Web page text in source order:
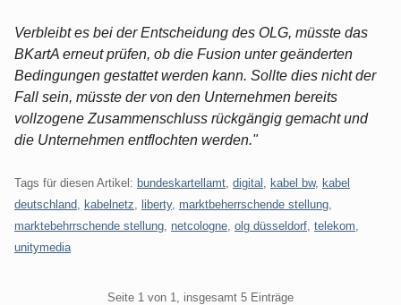
Verbleibt es bei der Entscheidung des OLG, müsste das
BKartA erneut prüfen, ob die Fusion unter geänderten
Bedingungen gestattet werden kann. Sollte dies nicht der
Fall sein, müsste der von den Unternehmen bereits
vollzogene Zusammenschluss rückgängig gemacht und
die Unternehmen entflochten werden."
Tags für diesen Artikel: bundeskartellamt digital kabel bw, kabel
deutschland
kabelnetz liberty, marktbeherrschende stellung
marktebehrrschende stellung netcologne olg düsseldorf telekom
unitymedia
Seite 1 von 1, insgesamt 5 Einträge